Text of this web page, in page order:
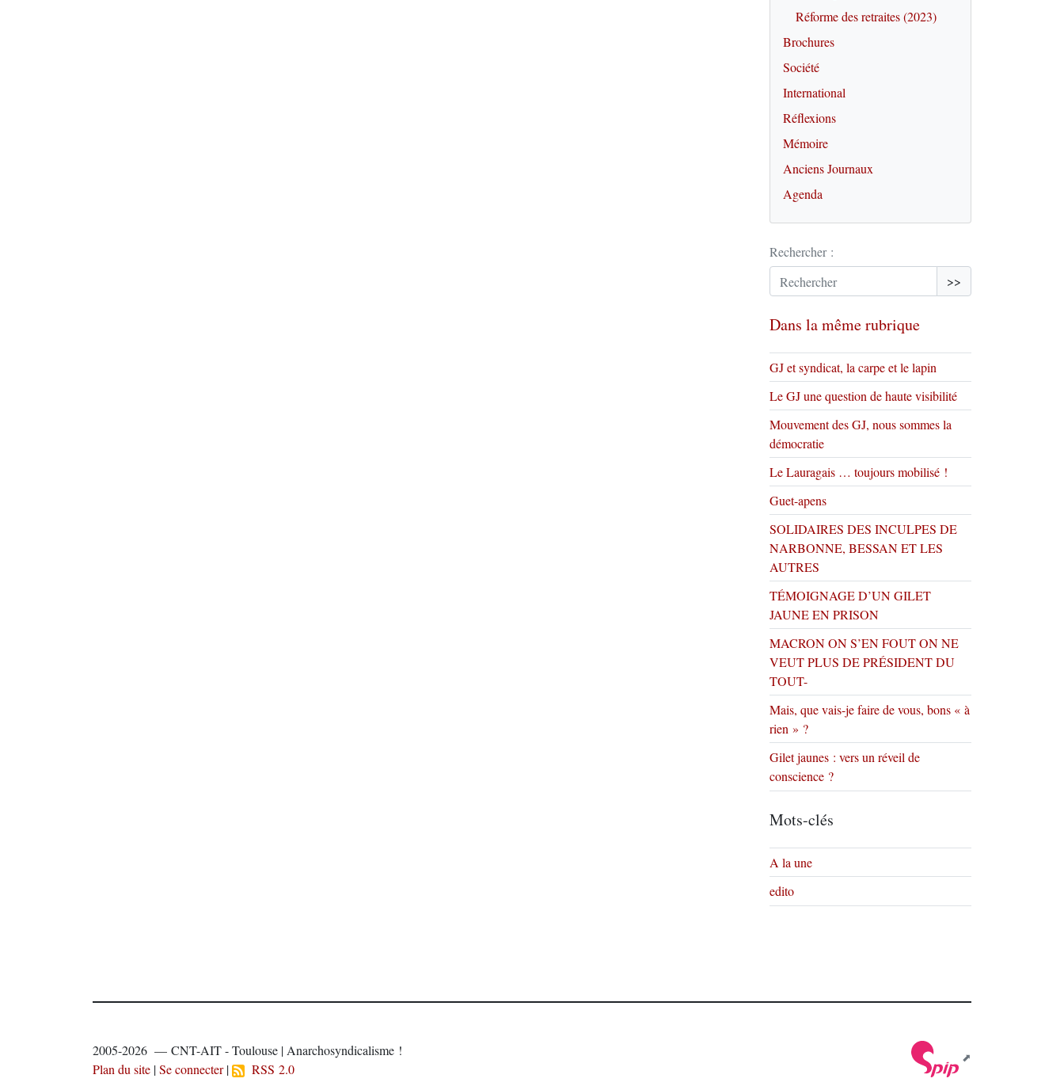
Réforme des retraites (2023)
Brochures
Société
International
Réflexions
Mémoire
Anciens Journaux
Agenda
Rechercher :
>>
Dans la même rubrique
GJ et syndicat, la carpe et le lapin
Le GJ une question de haute visibilité
Mouvement des GJ, nous sommes la
démocratie
Le Lauragais … toujours mobilisé !
Guet-apens
SOLIDAIRES DES INCULPES DE
NARBONNE, BESSAN ET LES
AUTRES
TÉMOIGNAGE D’UN GILET
JAUNE EN PRISON
MACRON ON S’EN FOUT ON NE
VEUT PLUS DE PRÉSIDENT DU
TOUT-
Mais, que vais-je faire de vous, bons « à
rien » ?
Gilet jaunes : vers un réveil de
conscience ?
Mots-clés
A la une
edito
2005-2026 — CNT-AIT - Toulouse | Anarchosyndicalisme !
Plan du site |Se connecter| RSS 2.0